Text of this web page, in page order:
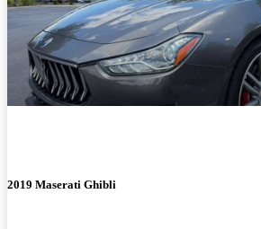
2019 Maserati Ghibli